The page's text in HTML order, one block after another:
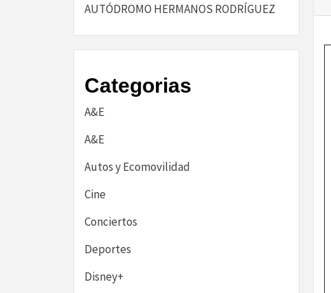
AUTÓDROMO HERMANOS RODRÍGUEZ
Categorias
A&E
A&E
Autos y Ecomovilidad
Cine
Conciertos
Deportes
Disney+